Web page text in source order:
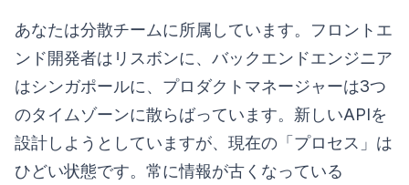
あなたは分散チームに所属しています。フロントエ
ンド開発者はリスボンに、バックエンドエンジニア
はシンガポールに、プロダクトマネージャーは3つ
のタイムゾーンに散らばっています。新しいAPIを
設計しようとしていますが、現在の「プロセス」は
ひどい状態です。常に情報が古くなっている